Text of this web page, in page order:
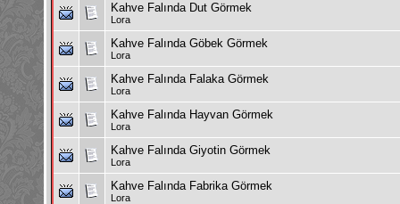
Kahve Falında Dut Görmek
Lora
Kahve Falında Göbek Görmek
Lora
Kahve Falında Falaka Görmek
Lora
Kahve Falında Hayvan Görmek
Lora
Kahve Falında Giyotin Görmek
Lora
Kahve Falında Fabrika Görmek
Lora